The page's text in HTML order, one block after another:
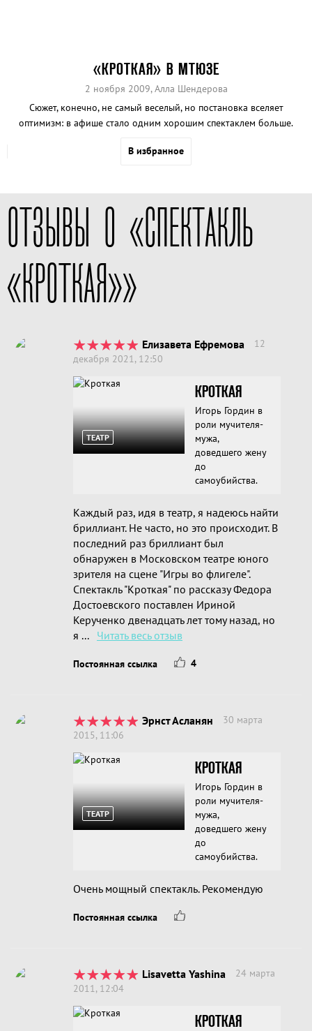
«КРОТКАЯ» В МТЮЗЕ
2 ноября 2009,Алла Шендерова
Сюжет, конечно, не самый веселый, но постановка вселяет
оптимизм: в афише стало одним хорошим спектаклем больше.
В избранное
ОТЗЫВЫ О «СПЕКТАКЛЬ
«КРОТКАЯ»»
Елизавета Ефремова
12
декабря 2021, 12:50
ТЕАТР
КРОТКАЯ
Игорь Гордин в
роли мучителя-
мужа,
доведшего жену
до
самоубийства.
Каждый раз, идя в театр, я надеюсь найти
бриллиант. Не часто, но это происходит. В
последний раз бриллиант был
обнаружен в Московском театре юного
зрителя на сцене "Игры во флигеле".
Спектакль "Кроткая" по рассказу Федора
Достоевского поставлен Ириной
Керученко двенадцать лет тому назад, но
я ... Читать весь отзыв
Постоянная ссылка 4
Эрнст Асланян
30 марта
2015, 11:06
ТЕАТР
КРОТКАЯ
Игорь Гордин в
роли мучителя-
мужа,
доведшего жену
до
самоубийства.
Очень мощный спектакль. Рекомендую
Постоянная ссылка
Lisavetta Yashina
24 марта
2011, 12:04
КРОТКАЯ